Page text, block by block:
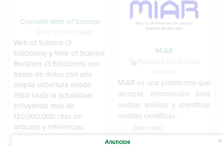
Clarivate Web of Science
Web of Science (3
Ediciones) y Web of Science
Backfiles (3 Ediciones) son
bases de datos con una
amplia cobertura desde
1980 hasta la actualidad,
incluyendo más de
120,000,000 citas de
artículos y referencias
bibliográficas, y más de
MIAR
MIAR es una plataforma que
recopila información para
realizar análisis y identificar
revistas científicas.
... [leer más]
Anuncios